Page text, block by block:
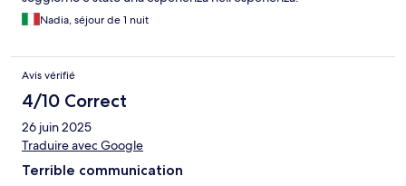
Nadia, séjour de 1 nuit
Avis vérifié
4/10 Correct
26 juin 2025
Traduire avec Google
Terrible communication